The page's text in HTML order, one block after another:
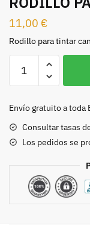
11,00 €
Rodillo para tintar
PARA
CANTOS
Envío gratuito a toda
Consultar tasas
Los pedidos se